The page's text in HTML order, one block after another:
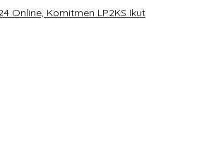
Online, Komitmen LP2KS Ikut